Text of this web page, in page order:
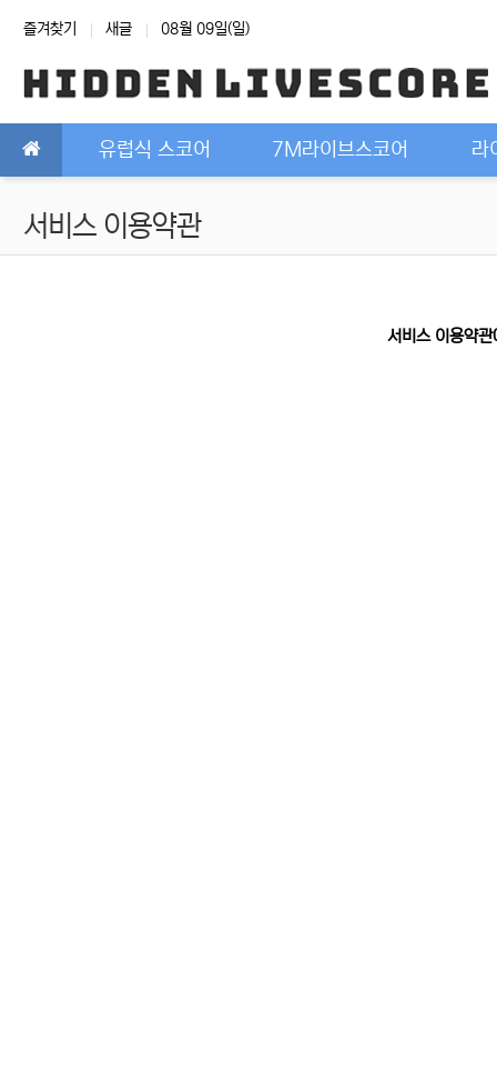
상단 네비
즐겨찾기 새글 08월 09일(일)
메인 메뉴유럽식 스코어 7M라이브스코어 라
서비스 이용약관
서비스 이용약